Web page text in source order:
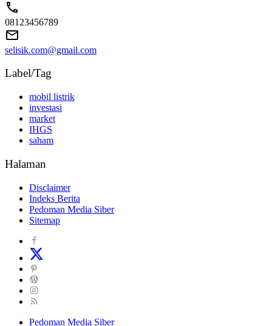
08123456789
selisik.com@gmail.com
Label/Tag
mobil listrik
investasi
market
IHGS
saham
Halaman
Disclaimer
Indeks Berita
Pedoman Media Siber
Sitemap
Pedoman Media Siber